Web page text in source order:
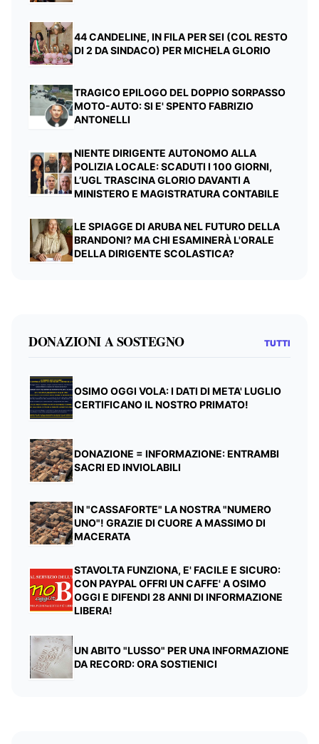
44 CANDELINE, IN FILA PER SEI (COL RESTO
DI 2 DA SINDACO) PER MICHELA GLORIO
TRAGICO EPILOGO DEL DOPPIO SORPASSO
MOTO-AUTO: SI E' SPENTO FABRIZIO
ANTONELLI
NIENTE DIRIGENTE AUTONOMO ALLA
POLIZIA LOCALE: SCADUTI I 100 GIORNI,
L’UGL TRASCINA GLORIO DAVANTI A
MINISTERO E MAGISTRATURA CONTABILE
LE SPIAGGE DI ARUBA NEL FUTURO DELLA
BRANDONI? MA CHI ESAMINERÀ L'ORALE
DELLA DIRIGENTE SCOLASTICA?
DONAZIONI A SOSTEGNO TUTTI
OSIMO OGGI VOLA: I DATI DI META' LUGLIO
CERTIFICANO IL NOSTRO PRIMATO!
DONAZIONE = INFORMAZIONE: ENTRAMBI
SACRI ED INVIOLABILI
IN "CASSAFORTE" LA NOSTRA "NUMERO
UNO"! GRAZIE DI CUORE A MASSIMO DI
MACERATA
STAVOLTA FUNZIONA, E' FACILE E SICURO:
CON PAYPAL OFFRI UN CAFFE' A OSIMO
OGGI E DIFENDI 28 ANNI DI INFORMAZIONE
LIBERA!
UN ABITO "LUSSO" PER UNA INFORMAZIONE
DA RECORD: ORA SOSTIENICI